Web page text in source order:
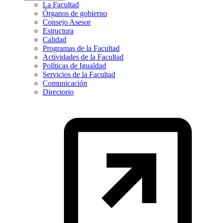
La Facultad
Órganos de gobierno
Consejo Asesor
Estructura
Calidad
Programas de la Facultad
Actividades de la Facultad
Políticas de Igualdad
Servicios de la Facultad
Comunicación
Directorio